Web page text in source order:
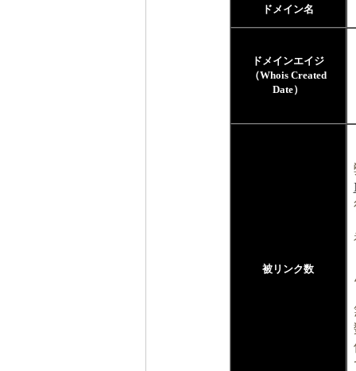
ドメイン名
ドメインエイジ
（Whois Created
Date）
被リンク数